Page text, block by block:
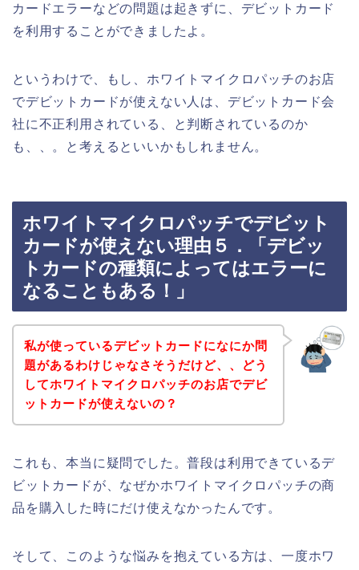
カードエラーなどの問題は起きずに、デビットカード
を利用することができましたよ。
というわけで、もし、ホワイトマイクロパッチのお店
でデビットカードが使えない人は、デビットカード会
社に不正利用されている、と判断されているのか
も、、。と考えるといいかもしれません。
ホワイトマイクロパッチでデビット
カードが使えない理由５．「デビッ
トカードの種類によってはエラーに
なることもある！」
私が使っているデビットカードになにか問
題があるわけじゃなさそうだけど、、どう
してホワイトマイクロパッチのお店でデビ
ットカードが使えないの？
これも、本当に疑問でした。普段は利用できているデ
ビットカードが、なぜかホワイトマイクロパッチの商
品を購入した時にだけ使えなかったんです。
そして、このような悩みを抱えている方は、一度ホワ